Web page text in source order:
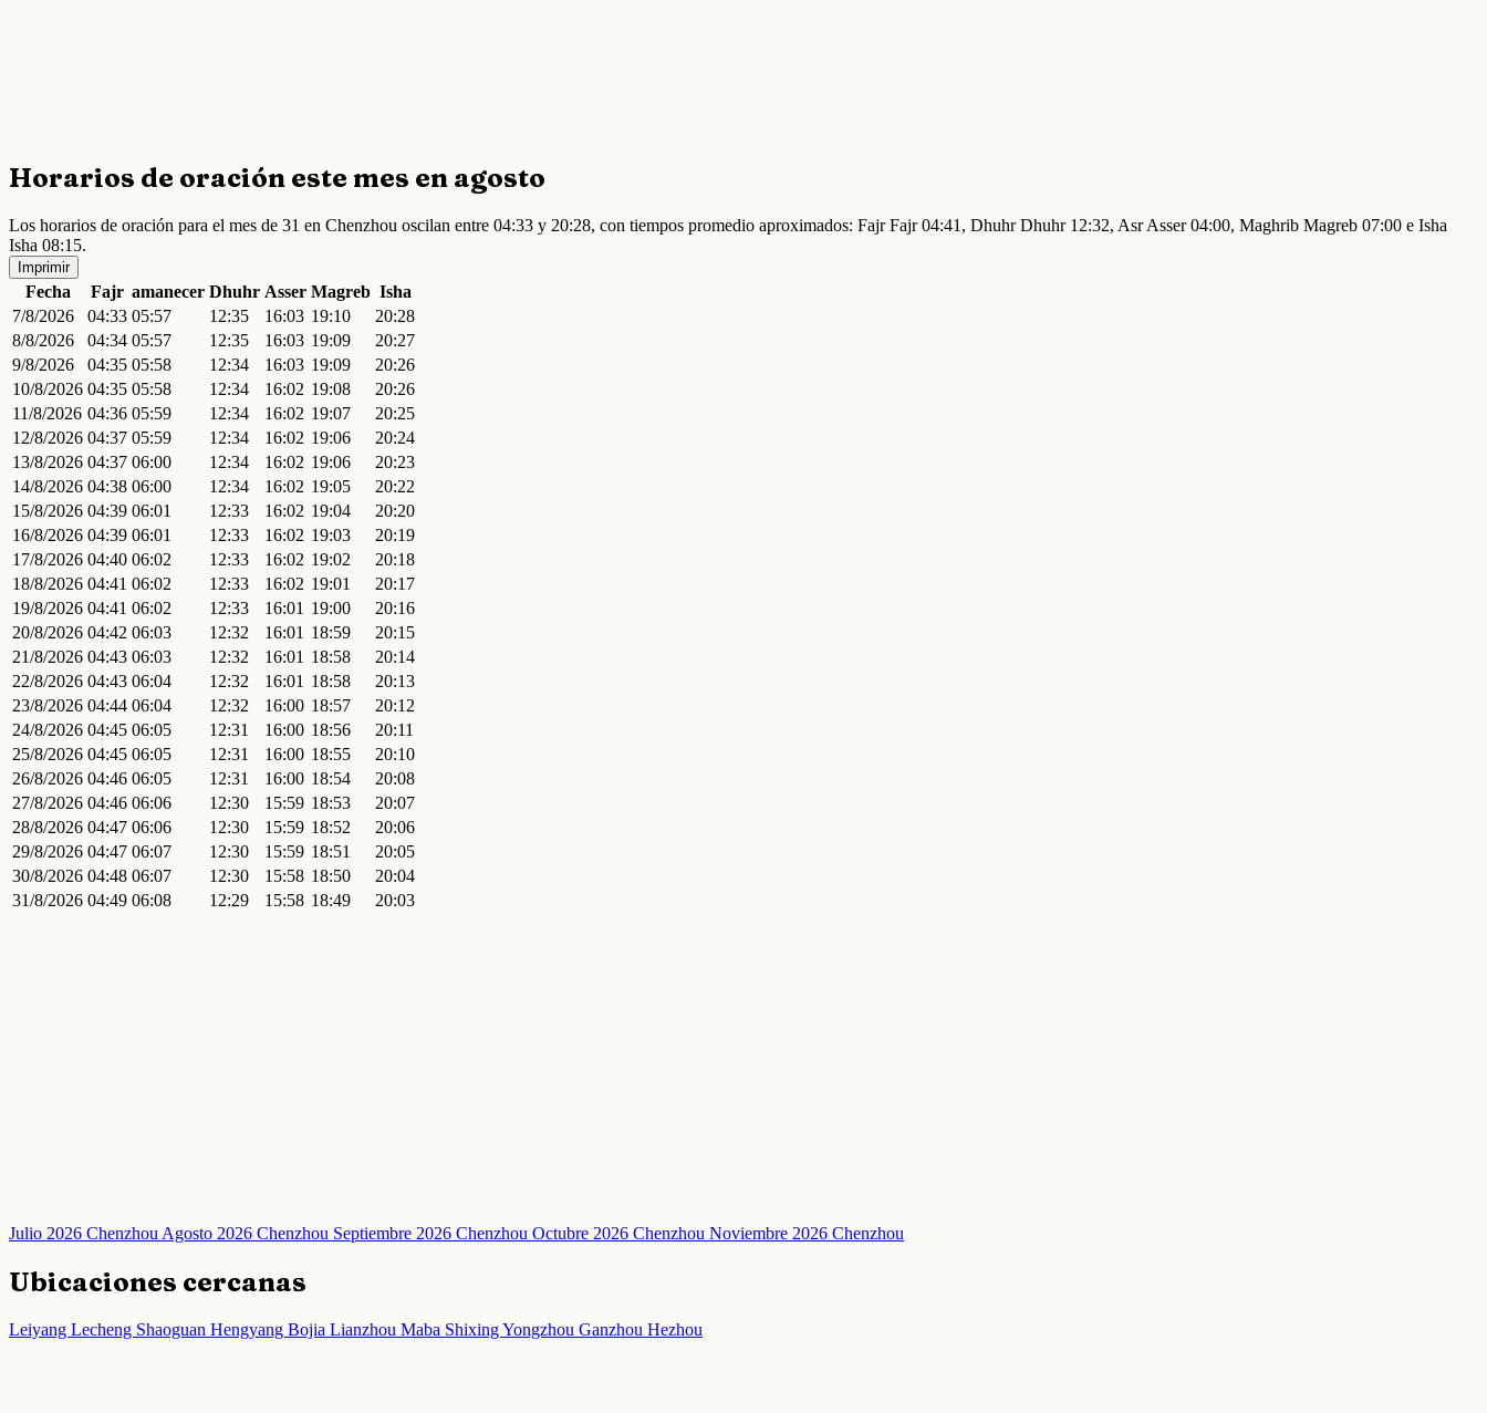
Horarios de oración este mes en agosto
Los horarios de oración para el mes de 31 en Chenzhou oscilan entre 04:33 y 20:28, con tiempos promedio aproximados: Fajr Fajr 04:41, Dhuhr Dhuhr 12:32, Asr Asser 04:00, Maghrib Magreb 07:00 e Isha
Isha 08:15.
Imprimir
Fecha Fajr amanecer Dhuhr Asser Magreb Isha
7/8/2026
04:33 05:57 12:35 16:03 19:10
20:28
8/8/2026
04:34 05:57 12:35 16:03 19:09
20:27
9/8/2026
04:35 05:58 12:34 16:03 19:09
20:26
10/8/2026 04:35 05:58 12:34 16:02 19:08
20:26
11/8/2026 04:36 05:59 12:34 16:02 19:07
20:25
12/8/2026 04:37 05:59 12:34 16:02 19:06
20:24
13/8/2026 04:37 06:00 12:34 16:02 19:06
20:23
14/8/2026 04:38 06:00 12:34 16:02 19:05
20:22
15/8/2026 04:39 06:01 12:33 16:02 19:04
20:20
16/8/2026 04:39 06:01 12:33 16:02 19:03
20:19
17/8/2026 04:40 06:02 12:33 16:02 19:02
20:18
18/8/2026 04:41 06:02 12:33 16:02 19:01
20:17
19/8/2026 04:41 06:02 12:33 16:01 19:00
20:16
20/8/2026 04:42 06:03 12:32 16:01 18:59
20:15
21/8/2026 04:43 06:03 12:32 16:01 18:58
20:14
22/8/2026 04:43 06:04 12:32 16:01 18:58
20:13
23/8/2026 04:44 06:04 12:32 16:00 18:57
20:12
24/8/2026 04:45 06:05 12:31 16:00 18:56
20:11
25/8/2026 04:45 06:05 12:31 16:00 18:55
20:10
26/8/2026 04:46 06:05 12:31 16:00 18:54
20:08
27/8/2026 04:46 06:06 12:30 15:59 18:53
20:07
28/8/2026 04:47 06:06 12:30 15:59 18:52
20:06
29/8/2026 04:47 06:07 12:30 15:59 18:51
20:05
30/8/2026 04:48 06:07 12:30 15:58 18:50
20:04
31/8/2026 04:49 06:08 12:29 15:58 18:49 20:03
Julio 2026 Chenzhou Agosto 2026 Chenzhou Septiembre 2026 Chenzhou Octubre 2026 Chenzhou Noviembre 2026 Chenzhou
Ubicaciones cercanas
Leiyang Lecheng Shaoguan Hengyang Bojia Lianzhou Maba ShixingYongzhou Ganzhou Hezhou